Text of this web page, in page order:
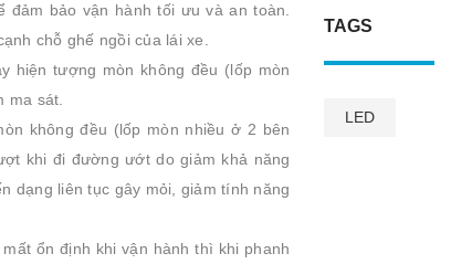
bảo vận hành tối ưu và an toàn.
chỗ ghế ngồi của lái xe.
hiện tượng mòn không đều (lốp mòn
ma sát.
không đều (lốp mòn nhiều ở 2 bên
khi đi đường ướt do giảm khả năng
dạng liên tục gây mỏi, giảm tính năng
ổn định khi vận hành thì khi phanh
TAGS
LED